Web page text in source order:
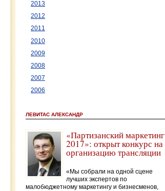
2013
2012
2011
2010
2009
2008
2007
2006
ЛЕВИТАС АЛЕКСАНДР
«Партизанский маркетинг
2017»: открыт конкурс на
организацию трансляции
«Мы собрали на одной сцене
лучших экспертов по
малобюджетному маркетингу и бизнесменов,